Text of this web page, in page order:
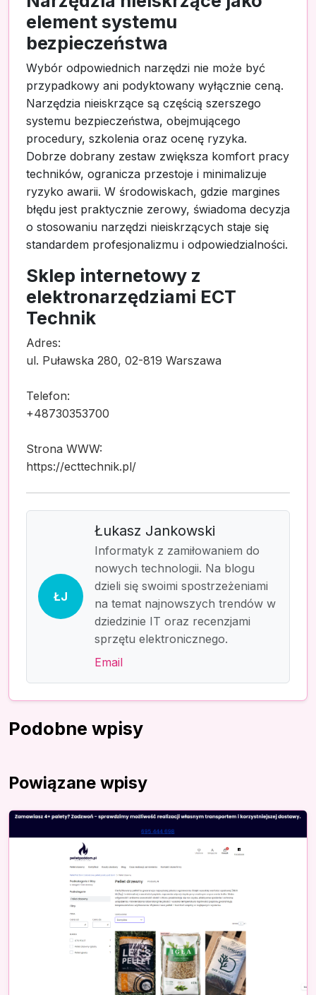
element systemu
bezpieczeństwa
Wybór odpowiednich narzędzi nie może być
przypadkowy ani podyktowany wyłącznie ceną.
Narzędzia nieiskrzące są częścią szerszego
systemu bezpieczeństwa, obejmującego
procedury, szkolenia oraz ocenę ryzyka.
Dobrze dobrany zestaw zwiększa komfort pracy
techników, ogranicza przestoje i minimalizuje
ryzyko awarii. W środowiskach, gdzie margines
błędu jest praktycznie zerowy, świadoma decyzja
o stosowaniu narzędzi nieiskrzących staje się
standardem profesjonalizmu i odpowiedzialności.
Sklep internetowy z
elektronarzędziami ECT
Technik
Adres:
ul. Puławska 280, 02-819 Warszawa
Telefon:
+48730353700
Strona WWW:
https://ecttechnik.pl/
ŁJ
Łukasz Jankowski
Informatyk z zamiłowaniem do
nowych technologii. Na blogu
dzieli się swoimi spostrzeżeniami
na temat najnowszych trendów w
dziedzinie IT oraz recenzjami
sprzętu elektronicznego.
Email
Podobne wpisy
Powiązane wpisy